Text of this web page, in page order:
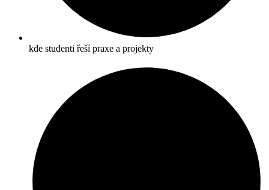
kde studenti řeší praxe a projekty